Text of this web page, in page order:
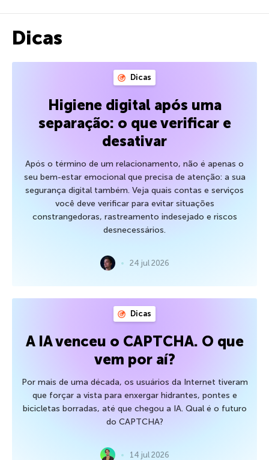
Dicas
Dicas
Higiene digital após uma
separação: o que verificar e
desativar
Após o término de um relacionamento, não é apenas o
seu bem-estar emocional que precisa de atenção: a sua
segurança digital também. Veja quais contas e serviços
você deve verificar para evitar situações
constrangedoras, rastreamento indesejado e riscos
desnecessários.
24 jul 2026
Dicas
A IA venceu o CAPTCHA. O que
vem por aí?
Por mais de uma década, os usuários da Internet tiveram
que forçar a vista para enxergar hidrantes, pontes e
bicicletas borradas, até que chegou a IA. Qual é o futuro
do CAPTCHA?
14 jul 2026